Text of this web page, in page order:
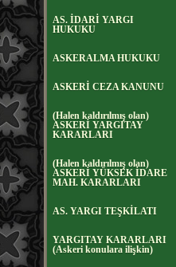
AS. İDARİ YARGI
HUKUKU
ASKERALMA HUKUKU
ASKERİ CEZA KANUNU
(Halen kaldırılmış olan)
ASKERİ YARGITAY
KARARLARI
(Halen kaldırılmış olan)
ASKERİ YÜKSEK İDARE
MAH. KARARLARI
AS. YARGI TEŞKİLATI
YARGITAY KARARLARI
(Askeri konulara ilişkin)